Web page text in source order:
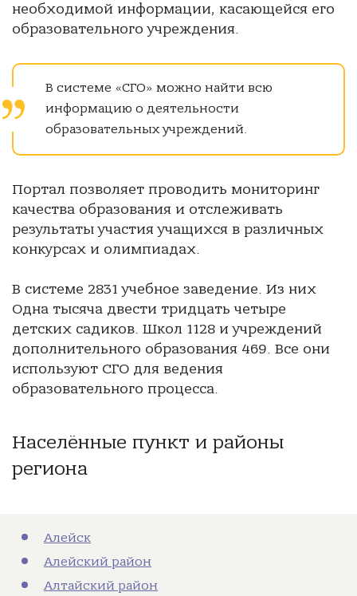
необходимой информации, касающейся его
образовательного учреждения.
В системе «СГО» можно найти всю
информацию о деятельности
образовательных учреждений.
Портал позволяет проводить мониторинг
качества образования и отслеживать
результаты участия учащихся в различных
конкурсах и олимпиадах.
В системе 2831 учебное заведение. Из них
Одна тысяча двести тридцать четыре
детских садиков. Школ 1128 и учреждений
дополнительного образования 469. Все они
используют СГО для ведения
образовательного процесса.
Населённые пункт и районы
региона
Алейск
Алейский район
Алтайский район